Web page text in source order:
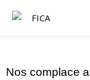
Nos complace